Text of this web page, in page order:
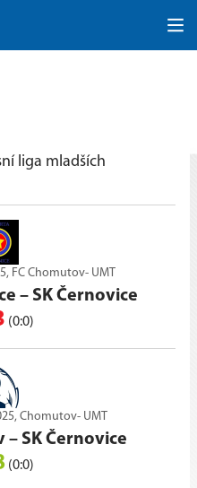
liga mladších
FC Chomutov- UMT
– SK Černovice
(0:0)
Chomutov- UMT
– SK Černovice
(0:0)